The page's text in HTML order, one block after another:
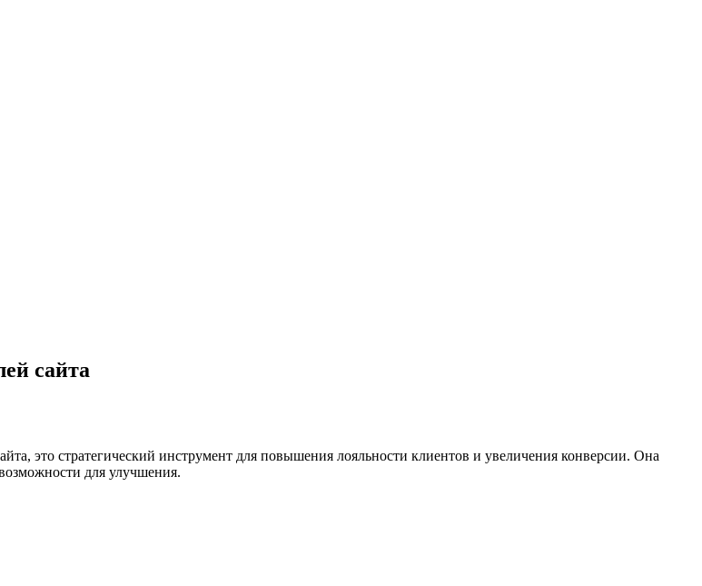
сайта
это стратегический инструмент для повышения лояльности клиентов и увеличения конверсии. Она
для улучшения.